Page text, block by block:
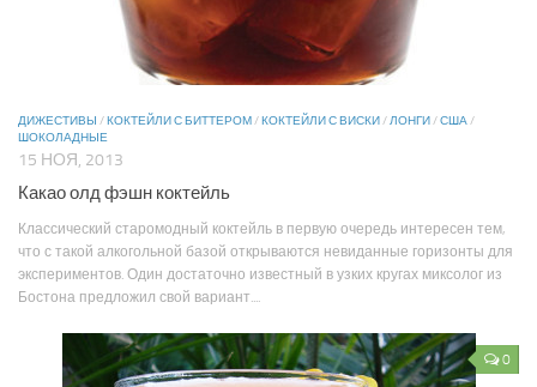
ДИЖЕСТИВЫ /КОКТЕЙЛИ С БИТТЕРОМ/КОКТЕЙЛИ С ВИСКИ/ЛОНГИ/США/
ШОКОЛАДНЫЕ
15 НОЯ, 2013
Какао олд фэшн коктейль
Классический старомодный коктейль в первую очередь интересен тем,
что с такой алкогольной базой открываются невиданные горизонты для
экспериментов. Один достаточно известный в узких кругах миксолог из
Бостона предложил свой вариант....
0